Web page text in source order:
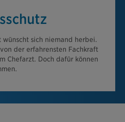
wünscht sich niemand herbei.
der erfahrensten Fachkraft
Chefarzt. Doch dafür können